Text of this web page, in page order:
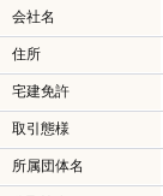
会社名
住所
宅建免許
取引態様
所属団体名